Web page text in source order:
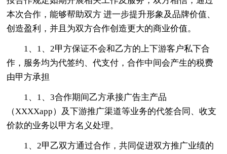
本次合作，能够帮助双方 进一步提升形象及品牌价值、
创造盈利，并且为双方合作创造更大的商业价值。
1、1、2甲方保证不会和乙方的上下游客户私下合
作，服务均为代签约、代支付，合作中间会产生的税费
由甲方承担
1、1、3合作期间乙方承接广告主产品
（XXXXapp）及下游推广渠道等业务的代签合同、收支
价款的业务以甲方名义处理。
1、2甲乙双方通过合作，共同促进双方推广业绩的